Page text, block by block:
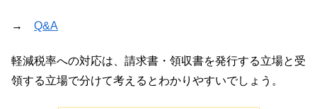
→ Q&A
軽減税率への対応は、請求書・領収書を発行する立場と受
領する立場で分けて考えるとわかりやすいでしょう。